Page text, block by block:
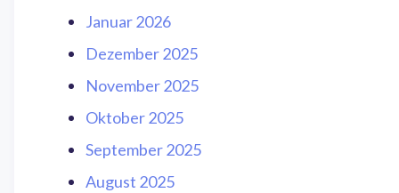
Januar 2026
Dezember 2025
November 2025
Oktober 2025
September 2025
August 2025